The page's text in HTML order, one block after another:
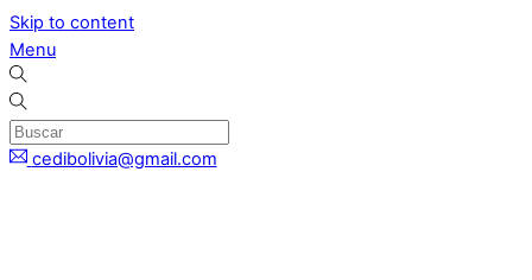
Skip to content
Menu
cedibolivia@gmail.com